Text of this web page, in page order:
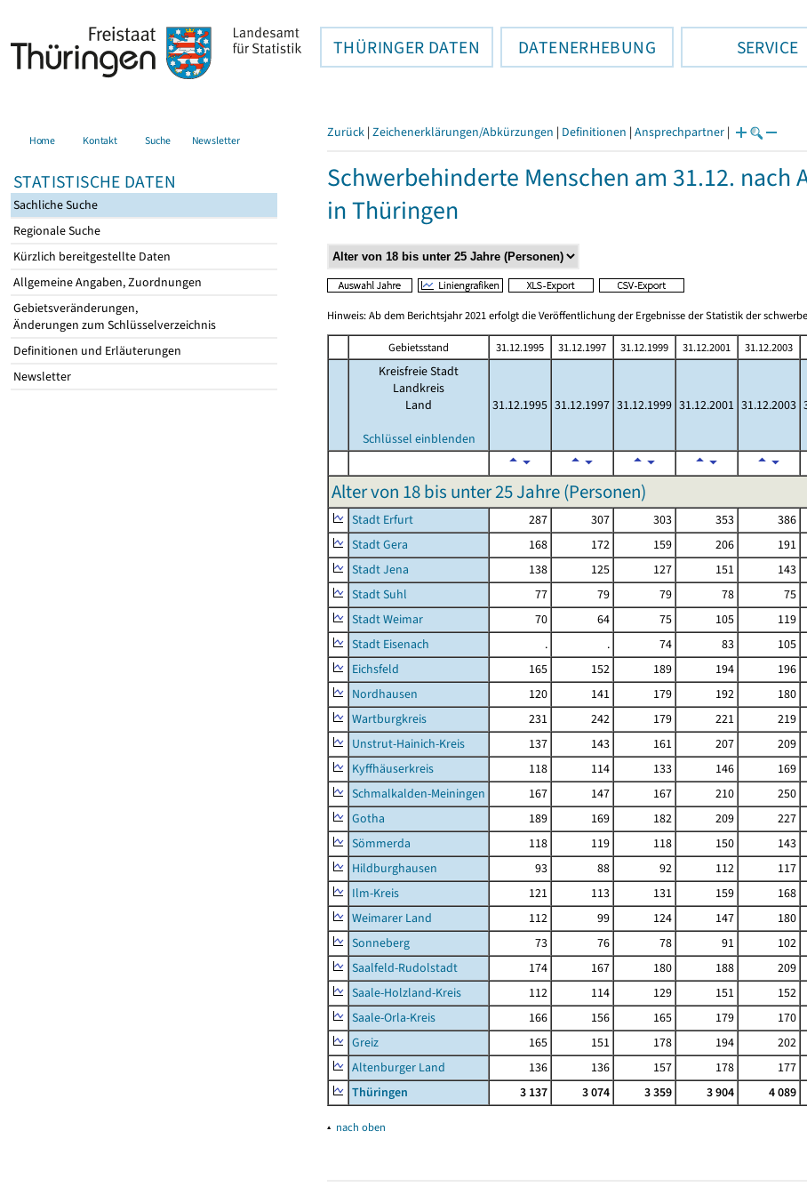
THÜRINGER DATEN DATENERHEBUNG SERVICE
Home Kontakt Suche Newsletter
STATISTISCHE DATEN
Sachliche Suche
Regionale Suche
Kürzlich bereitgestellte Daten
Allgemeine Angaben, Zuordnungen
Gebietsveränderungen,
Änderungen zum Schlüsselverzeichnis
Definitionen und Erläuterungen
Newsletter
Zurück | Zeichenerklärungen/Abkürzungen | Definitionen | Ansprechpartner |
Schwerbehinderte Menschen am 31.12. nach
in Thüringen
Hinweis: Ab dem Berichtsjahr 2021 erfolgt die Veröffentlichung der Ergebnisse der Statistik der
Gebietsstand 31.12.1995 31.12.1997 31.12.1999 31.12.2001 31.12.2003
Kreisfreie Stadt
Landkreis
Land
Schlüssel einblenden
31.12.1995 31.12.1997 31.12.1999 31.12.2001 31.12.2003
Alter von 18 bis unter 25 Jahre (Personen)
Stadt Erfurt 287 307 303 353 386
Stadt Gera
168 172 159 206 191
Stadt Jena
138 125 127 151 143
Stadt Suhl
77 79 79 78 75
Stadt Weimar
70 64 75 105 119
Stadt Eisenach
. . 74 83 105
Eichsfeld
165 152 189 194 196
Nordhausen
120 141 179 192 180
Wartburgkreis
231 242 179 221 219
Unstrut-Hainich-Kreis
137 143 161 207 209
Kyffhäuserkreis
118 114 133 146 169
Schmalkalden-Meiningen
167 147 167 210 250
Gotha
189 169 182 209 227
Sömmerda
118 119 118 150 143
Hildburghausen
93 88 92 112 117
Ilm-Kreis
121 113 131 159 168
Weimarer Land
112 99 124 147 180
Sonneberg
73 76 78 91 102
Saalfeld-Rudolstadt
174 167 180 188 209
Saale-Holzland-Kreis
112 114 129 151 152
Saale-Orla-Kreis
166 156 165 179 170
Greiz
165 151 178 194 202
Altenburger Land
136 136 157 178 177
Thüringen
3 137 3 074 3 359 3 904 4 089
▴ nach oben